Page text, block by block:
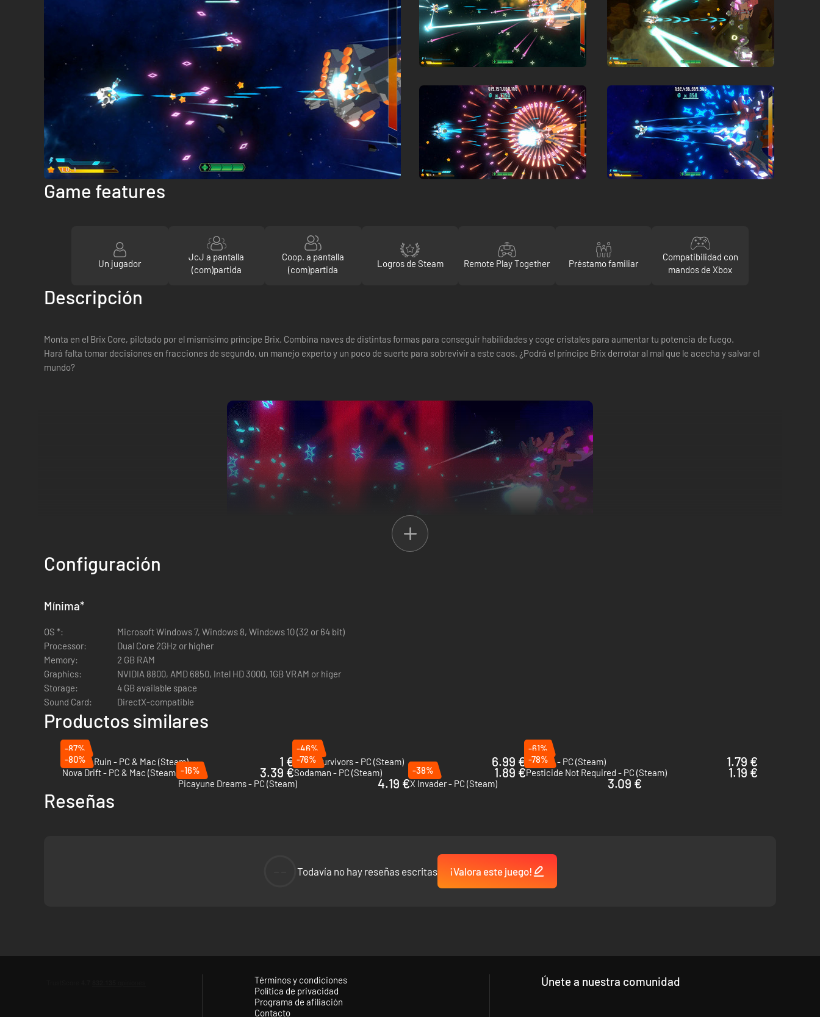
Game features
Un jugador
JcJ a pantalla
(com)partida
Coop. a pantalla
(com)partida
Logros de Steam Remote Play Together Préstamo familiar
Compatibilidad con
mandos de Xbox
Descripción
Monta en el Brix Core, pilotado por el mismísimo príncipe Brix. Combina naves de distintas formas para conseguir habilidades y coge cristales para aumentar tu potencia de fuego.
Hará falta tomar decisiones en fracciones de segundo, un manejo experto y un poco de suerte para sobrevivir a este caos. ¿Podrá el príncipe Brix derrotar al mal que le acecha y salvar el
mundo?
- El sistema de fusión te permite fusionarte con las naves que aparezcan de forma aleatoria
- El sistema de mejora te permite acumular puntos de experiencia para potenciar tu nave
- Factor estratégico: cambia de nave en el momento oportuno para sobrevivir a las oleadas de disparos
- Unidades secretas de un poder inmenso
- El modo Desafío te permite competir con tus amigos por la puntuación más alta
- La clasificación en línea te motiva a mejorar tus habilidades
Configuración
Mínima*
OS *:
Microsoft Windows 7, Windows 8, Windows 10 (32 or 64 bit)
Processor:
Dual Core 2GHz or higher
Memory:
2 GB RAM
Graphics:
NVIDIA 8800, AMD 6850, Intel HD 3000, 1GB VRAM or higer
Storage:
4 GB available space
Sound Card:
DirectX-compatible
Productos similares
-87%
Army of Ruin - PC & Mac (Steam)
1 €
-46%
Grind Survivors - PC (Steam)
6.99 €
-61%
Voidigo - PC (Steam)
1.79 €
-80%
Nova Drift - PC & Mac (Steam)
3.39 €
-76%
Sodaman - PC (Steam)
1.89 €
-78%
Pesticide Not Required - PC (Steam)
1.19 €
-16%
Picayune Dreams - PC (Steam)
4.19 €
-38%
X Invader - PC (Steam)
3.09 €
Reseñas
Todavía no hay reseñas escritas ¡Valora este juego!
Términos y condiciones
Política de privacidad
Programa de afiliación
Contacto
Únete a nuestra comunidad